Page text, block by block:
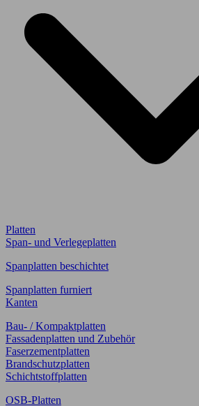
Platten
Span- und Verlegeplatten
Spanplatten beschichtet
Spanplatten furniert
Kanten
Bau- / Kompaktplatten
Fassadenplatten und Zubehör
Faserzementplatten
Brandschutzplatten
Schichtstoffplatten
OSB-Platten